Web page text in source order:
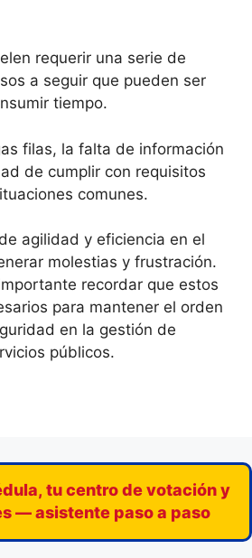
requerir una serie de
a seguir que pueden ser
tiempo.
filas, la falta de información
de cumplir con requisitos
comunes.
agilidad y eficiencia en el
molestias y frustración.
recordar que estos
para mantener el orden
en la gestión de
públicos.
tu centro de votación y
— asistente paso a paso